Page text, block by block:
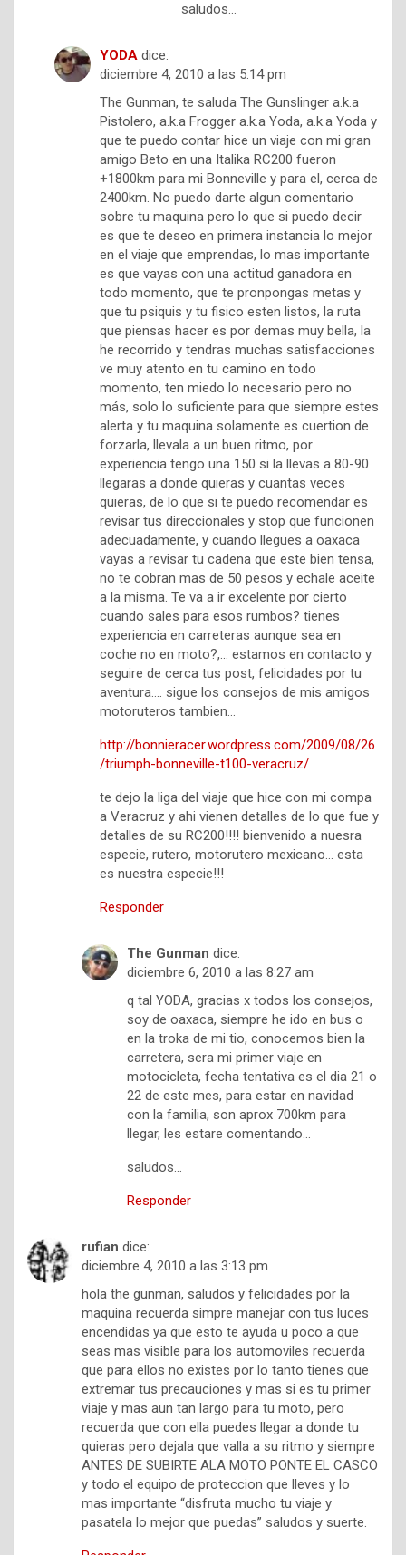
saludos…
YODA dice:
diciembre 4, 2010 a las 5:14 pm
The Gunman, te saluda The Gunslinger a.k.a
Pistolero, a.k.a Frogger a.k.a Yoda, a.k.a Yoda y
que te puedo contar hice un viaje con mi gran
amigo Beto en una Italika RC200 fueron
+1800km para mi Bonneville y para el, cerca de
2400km. No puedo darte algun comentario
sobre tu maquina pero lo que si puedo decir
es que te deseo en primera instancia lo mejor
en el viaje que emprendas, lo mas importante
es que vayas con una actitud ganadora en
todo momento, que te pronpongas metas y
que tu psiquis y tu fisico esten listos, la ruta
que piensas hacer es por demas muy bella, la
he recorrido y tendras muchas satisfacciones
ve muy atento en tu camino en todo
momento, ten miedo lo necesario pero no
más, solo lo suficiente para que siempre estes
alerta y tu maquina solamente es cuertion de
forzarla, llevala a un buen ritmo, por
experiencia tengo una 150 si la llevas a 80-90
llegaras a donde quieras y cuantas veces
quieras, de lo que si te puedo recomendar es
revisar tus direccionales y stop que funcionen
adecuadamente, y cuando llegues a oaxaca
vayas a revisar tu cadena que este bien tensa,
no te cobran mas de 50 pesos y echale aceite
a la misma. Te va a ir excelente por cierto
cuando sales para esos rumbos? tienes
experiencia en carreteras aunque sea en
coche no en moto?,… estamos en contacto y
seguire de cerca tus post, felicidades por tu
aventura…. sigue los consejos de mis amigos
motoruteros tambien…
http://bonnieracer.wordpress.com/2009/08/26
/triumph-bonneville-t100-veracruz/
te dejo la liga del viaje que hice con mi compa
a Veracruz y ahi vienen detalles de lo que fue y
detalles de su RC200!!!! bienvenido a nuesra
especie, rutero, motorutero mexicano… esta
es nuestra especie!!!
Responder
The Gunman dice:
diciembre 6, 2010 a las 8:27 am
q tal YODA, gracias x todos los consejos,
soy de oaxaca, siempre he ido en bus o
en la troka de mi tio, conocemos bien la
carretera, sera mi primer viaje en
motocicleta, fecha tentativa es el dia 21 o
22 de este mes, para estar en navidad
con la familia, son aprox 700km para
llegar, les estare comentando…
saludos…
Responder
rufian dice:
diciembre 4, 2010 a las 3:13 pm
hola the gunman, saludos y felicidades por la
maquina recuerda simpre manejar con tus luces
encendidas ya que esto te ayuda u poco a que
seas mas visible para los automoviles recuerda
que para ellos no existes por lo tanto tienes que
extremar tus precauciones y mas si es tu primer
viaje y mas aun tan largo para tu moto, pero
recuerda que con ella puedes llegar a donde tu
quieras pero dejala que valla a su ritmo y siempre
ANTES DE SUBIRTE ALA MOTO PONTE EL CASCO
y todo el equipo de proteccion que lleves y lo
mas importante “disfruta mucho tu viaje y
pasatela lo mejor que puedas” saludos y suerte.